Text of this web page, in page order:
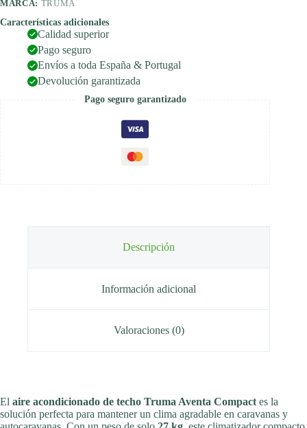
MARCA: TRUMA
Características adicionales
Calidad superior
Pago seguro
Envíos a toda España & Portugal
Devolución garantizada
Pago seguro garantizado
Descripción
Información adicional
Valoraciones (0)
El aire acondicionado de techo Truma Aventa Compact es la
solución perfecta para mantener un clima agradable en caravanas y